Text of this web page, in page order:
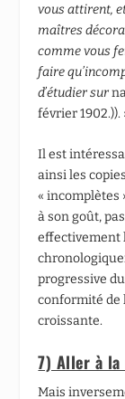
vous attirent,
maîtres
comme vous
faire
d’étudier sur
février 1902.)).
Il est
ainsi les
« incomplètes
à son goût,
effectivement
progressive
conformité de
croissante.
7) Aller à la
Mais